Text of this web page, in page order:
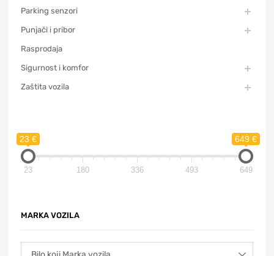
Parking senzori
Punjači i pribor
Rasprodaja
Sigurnost i komfor
Zaštita vozila
23 € 649 €
23 180 336 493 649
MARKA VOZILA